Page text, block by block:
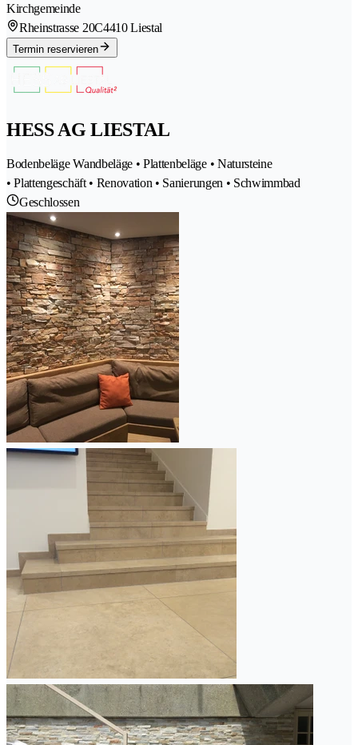
Kirchgemeinde
Rheinstrasse 20C4410 Liestal
Termin reservieren
HESS AG LIESTAL
Bodenbeläge Wandbeläge • Plattenbeläge • Natursteine
• Plattengeschäft • Renovation • Sanierungen • Schwimmbad
Geschlossen